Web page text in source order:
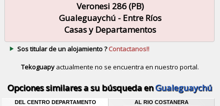
Veronesi 286 (PB)
Gualeguaychú - Entre Ríos
Casas y Departamentos
Sos titular de un alojamiento ?Contactanos!!
Tekoguapyactualmente no se encuentra en nuestro portal.
Opciones similares a su búsqueda enGualeguaychú
DEL CENTRO DEPARTAMENTO AL RIO COSTANERA